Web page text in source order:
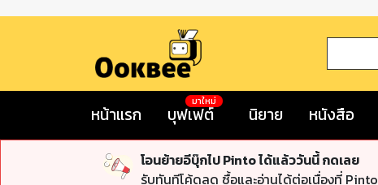
หน้าแรก บุฟเฟต์
มาใหม่
นิยาย หนังสือ
โอนย้ายอีบุ๊กไป Pinto ได้แล้ววันนี้ กดเลย
รับทันทีโค้ดลด ซื้อและอ่านได้ต่อเนื่องที่ Pinto